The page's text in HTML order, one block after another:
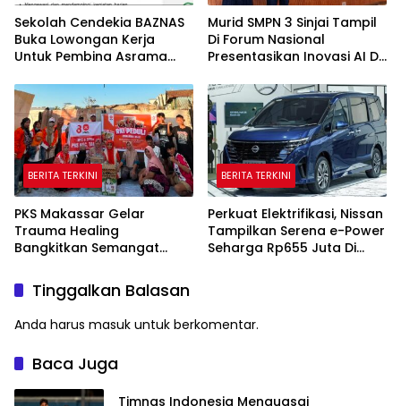
Sekolah Cendekia BAZNAS
Buka Lowongan Kerja
Untuk Pembina Asrama
Murid SMPN 3 Sinjai Tampil
Di Forum Nasional
Presentasikan Inovasi AI Di
BERITA TERKINI
PKS Makassar Gelar
Trauma Healing
Bangkitkan Semangat
BERITA TERKINI
Perkuat Elektrifikasi, Nissan
Tampilkan Serena e-Power
Seharga Rp655 Juta Di
Tinggalkan Balasan
Anda harus masuk untuk berkomentar.
Baca Juga
Timnas Indonesia Menguasai